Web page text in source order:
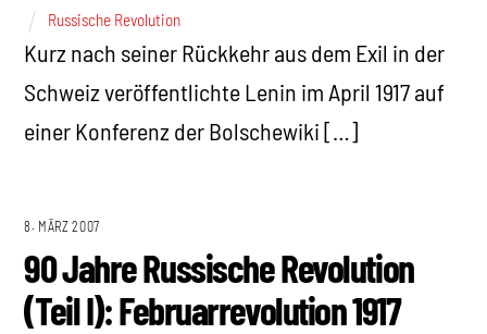
Russische Revolution
Kurz nach seiner Rückkehr aus dem Exil in der
Schweiz veröffentlichte Lenin im April 1917 auf
einer Konferenz der Bolschewiki […]
8. MÄRZ 2007
90 Jahre Russische Revolution
(Teil I): Februarrevolution 1917